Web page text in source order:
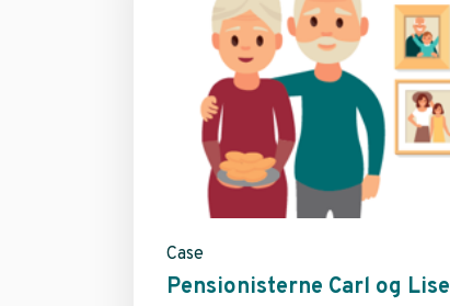
Case
Pensionisterne Carl og Lise